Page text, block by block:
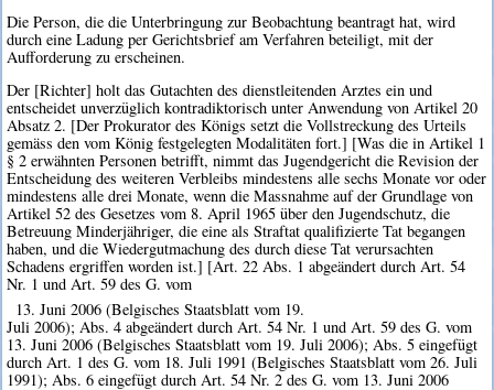
Die Person, die die Unterbringung zur Beobachtung beantragt hat, wird
durch eine Ladung per Gerichtsbrief am Verfahren beteiligt, mit der
Aufforderung zu erscheinen.
Der [Richter] holt das Gutachten des dienstleitenden Arztes ein und
entscheidet unverzüglich kontradiktorisch unter Anwendung von Artikel 20
Absatz 2. [Der Prokurator des Königs setzt die Vollstreckung des Urteils
gemäss den vom König festgelegten Modalitäten fort.] [Was die in Artikel 1
§ 2 erwähnten Personen betrifft, nimmt das Jugendgericht die Revision der
Entscheidung des weiteren Verbleibs mindestens alle sechs Monate vor oder
mindestens alle drei Monate, wenn die Massnahme auf der Grundlage von
Artikel 52 des Gesetzes vom 8. April 1965 über den Jugendschutz, die
Betreuung Minderjähriger, die eine als Straftat qualifizierte Tat begangen
haben, und die Wiedergutmachung des durch diese Tat verursachten
Schadens ergriffen worden ist.] [Art. 22 Abs. 1 abgeändert durch Art. 54
Nr. 1 und Art. 59 des G. vom
13. Juni 2006 (Belgisches Staatsblatt vom 19.
Juli 2006); Abs. 4 abgeändert durch Art. 54 Nr. 1 und Art. 59 des G. vom
13. Juni 2006 (Belgisches Staatsblatt vom 19. Juli 2006); Abs. 5 eingefügt
durch Art. 1 des G. vom 18. Juli 1991 (Belgisches Staatsblatt vom 26. Juli
1991); Abs. 6 eingefügt durch Art. 54 Nr. 2 des G. vom 13. Juni 2006